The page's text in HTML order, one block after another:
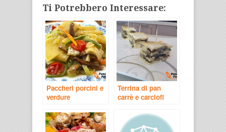
Ti Potrebbero Interessare:
Paccheri porcini e
verdure
Terrina di pan
carrè e carciofi